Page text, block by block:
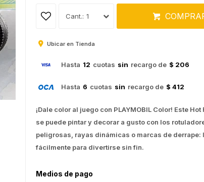
1
Ubicar en Tienda
Hasta 12 cuotas sin recargo de $ 206
Hasta 6 cuotas sin recargo de $ 412
¡Dale color al juego con PLAYMOBIL Color! Este
se puede pintar y decorar a gusto con los
peligrosas, rayas dinámicas o marcas de derrape:
fácilmente para divertirse sin fin.
Medios de pago